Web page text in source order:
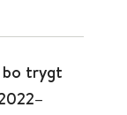
bo trygt